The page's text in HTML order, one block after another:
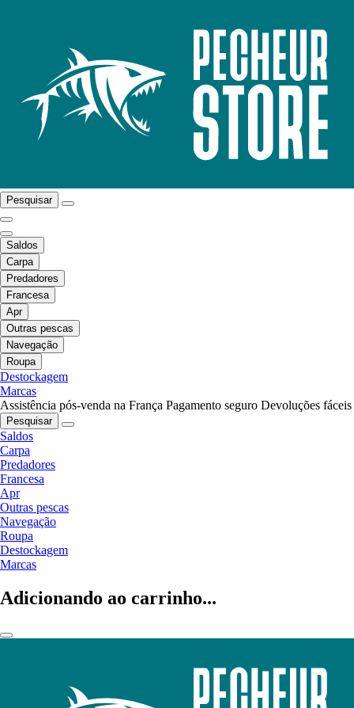
Pesquisar
Saldos
Carpa
Predadores
Francesa
Apr
Outras pescas
Navegação
Roupa
Destockagem
Marcas
Assistência pós-venda na França Pagamento seguro Devoluções fáceis
Pesquisar
Saldos
Carpa
Predadores
Francesa
Apr
Outras pescas
Navegação
Roupa
Destockagem
Marcas
Adicionando ao carrinho...